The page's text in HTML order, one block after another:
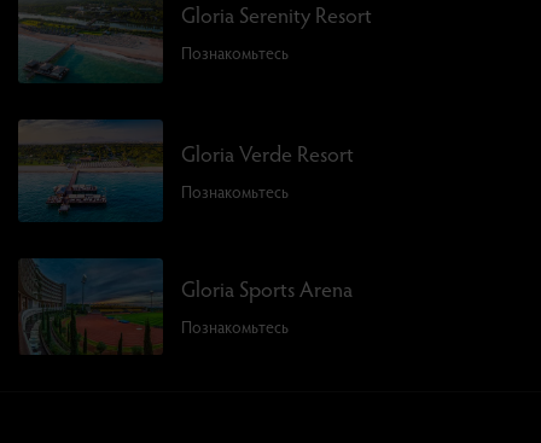
Gloria Serenity Resort
Познакомьтесь
Gloria Verde Resort
Познакомьтесь
Gloria Sports Arena
Познакомьтесь